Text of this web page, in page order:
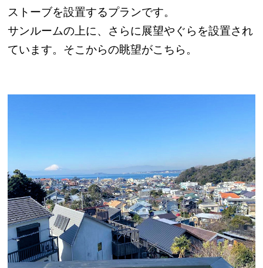
ストーブを設置するプランです。
サンルームの上に、さらに展望やぐらを設置され
ています。そこからの眺望がこちら。